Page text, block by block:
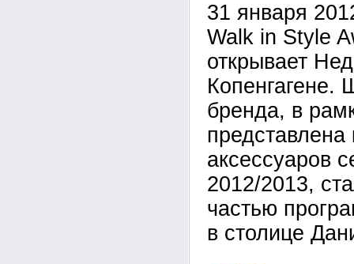
31 января
Walk in Style
открывает
Копенгагене.
бренда, в
представлена
аксессуаров
2012/2013,
частью
в столице